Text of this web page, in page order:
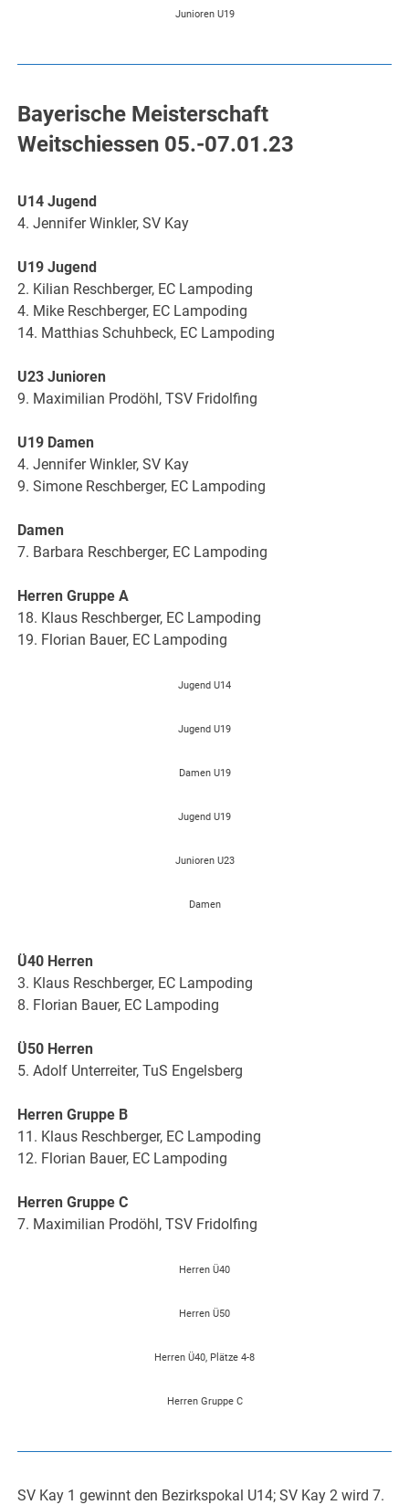
Junioren U19
Bayerische Meisterschaft
Weitschiessen 05.-07.01.23
U14 Jugend
4. Jennifer Winkler, SV Kay
U19 Jugend
2. Kilian Reschberger, EC Lampoding
4. Mike Reschberger, EC Lampoding
14. Matthias Schuhbeck, EC Lampoding
U23 Junioren
9. Maximilian Prodöhl, TSV Fridolfing
U19 Damen
4. Jennifer Winkler, SV Kay
9. Simone Reschberger, EC Lampoding
Damen
7. Barbara Reschberger, EC Lampoding
Herren Gruppe A
18. Klaus Reschberger, EC Lampoding
19. Florian Bauer, EC Lampoding
Jugend U14
Jugend U19
Damen U19
Jugend U19
Junioren U23
Damen
Ü40 Herren
3. Klaus Reschberger, EC Lampoding
8. Florian Bauer, EC Lampoding
Ü50 Herren
5. Adolf Unterreiter, TuS Engelsberg
Herren Gruppe B
11. Klaus Reschberger, EC Lampoding
12. Florian Bauer, EC Lampoding
Herren Gruppe C
7. Maximilian Prodöhl, TSV Fridolfing
Herren Ü40
Herren Ü50
Herren Ü40, Plätze 4-8
Herren Gruppe C
SV Kay 1 gewinnt den Bezirkspokal U14; SV Kay 2 wird 7.